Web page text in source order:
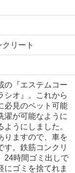
リート
の『エステムコー
シオ』。これから
必見のペット可能
濯が可能なように
うにしました。
りますので、車を
す。鉄筋コンクリ
24時間ゴミ出しで
にゴミを捨てれま